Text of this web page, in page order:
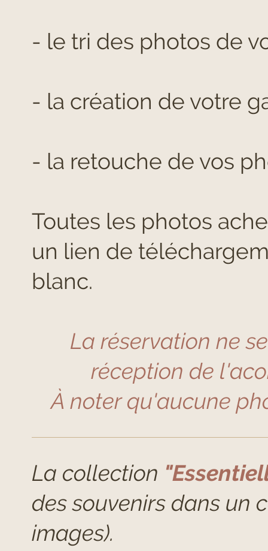
- le tri des photos de
- la création de votre
- la retouche de vos
Toutes les photos
un lien de
blanc.
La réservation ne
réception de
À noter qu'aucune
La collection
des souvenirs dans un
images).